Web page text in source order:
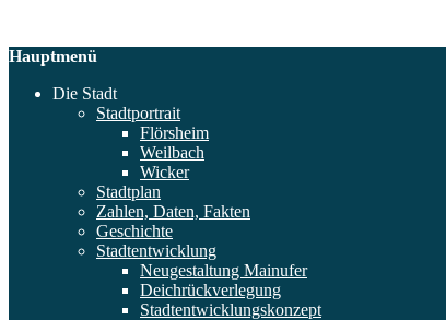
Hauptmenü
Die Stadt
Stadtportrait
Flörsheim
Weilbach
Wicker
Stadtplan
Zahlen, Daten, Fakten
Geschichte
Stadtentwicklung
Neugestaltung Mainufer
Deichrückverlegung
Stadtentwicklungskonzept